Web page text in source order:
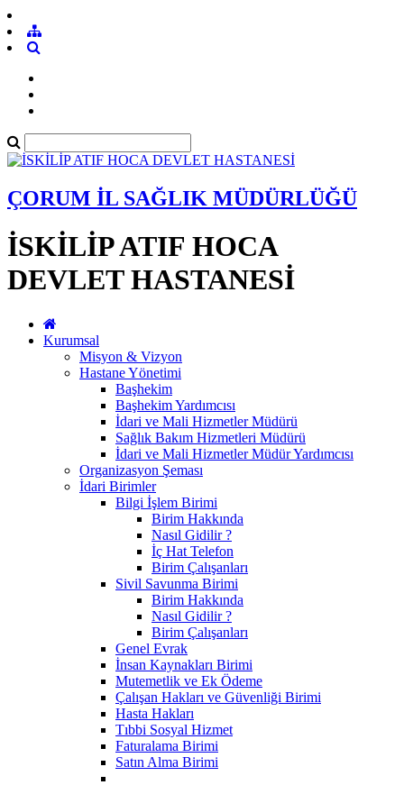
ÇORUM İL SAĞLIK MÜDÜRLÜĞÜ
İSKİLİP ATIF HOCA
DEVLET HASTANESİ
Kurumsal
Misyon & Vizyon
Hastane Yönetimi
Başhekim
Başhekim Yardımcısı
İdari ve Mali Hizmetler Müdürü
Sağlık Bakım Hizmetleri Müdürü
İdari ve Mali Hizmetler Müdür Yardımcısı
Organizasyon Şeması
İdari Birimler
Bilgi İşlem Birimi
Birim Hakkında
Nasıl Gidilir ?
İç Hat Telefon
Birim Çalışanları
Sivil Savunma Birimi
Birim Hakkında
Nasıl Gidilir ?
Birim Çalışanları
Genel Evrak
İnsan Kaynakları Birimi
Mutemetlik ve Ek Ödeme
Çalışan Hakları ve Güvenliği Birimi
Hasta Hakları
Tıbbi Sosyal Hizmet
Faturalama Birimi
Satın Alma Birimi